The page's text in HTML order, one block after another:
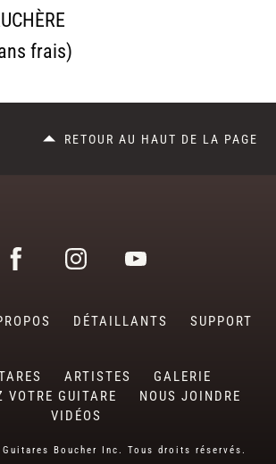
frais)
RETOUR AU HAUT DE LA PAGE
DÉTAILLANTS SUPPORT
ARTISTES
GALERIE
VOTRE GUITARE
NOUS JOINDRE
VIDÉOS
Boucher Inc. Tous droits réservés.